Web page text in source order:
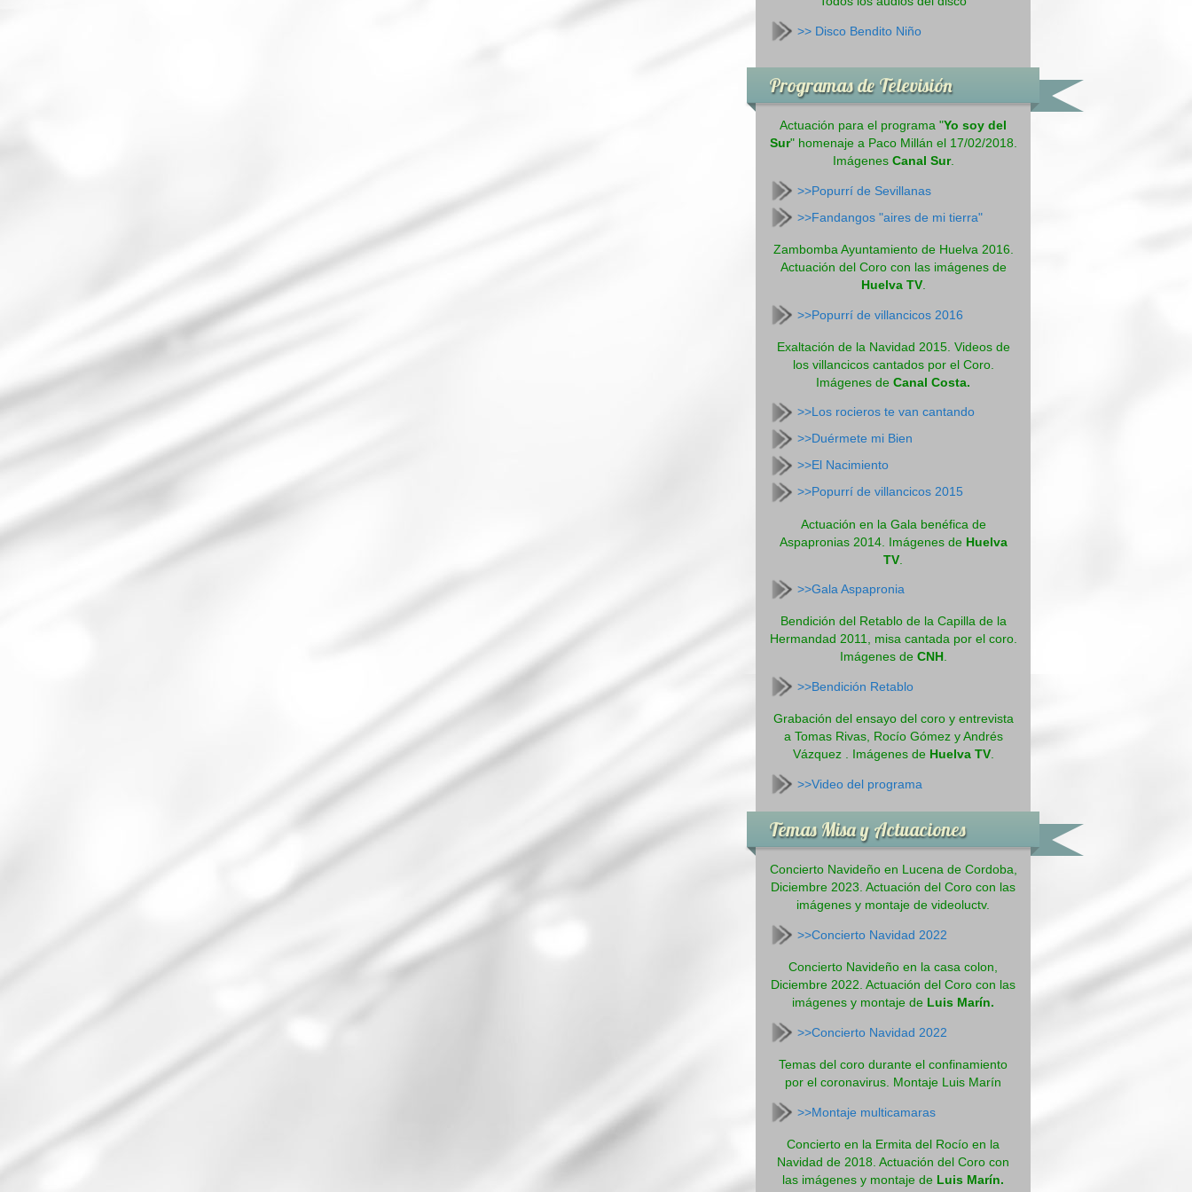
>> Disco Bendito Niño
Programas de Televisión
Actuación para el programa "Yo soy del
Sur" homenaje a Paco Millán el 17/02/2018.
Imágenes Canal Sur.
>>Popurrí de Sevillanas
>>Fandangos "aires de mi tierra"
Zambomba Ayuntamiento de Huelva 2016.
Actuación del Coro con las imágenes de
Huelva TV.
>>Popurrí de villancicos 2016
Exaltación de la Navidad 2015. Videos de
los villancicos cantados por el Coro.
Imágenes deCanal Costa.
>>Los rocieros te van cantando
>>Duérmete mi Bien
>>El Nacimiento
>>Popurrí de villancicos 2015
Actuación en la Gala benéfica de
Aspapronias 2014. Imágenes de Huelva
TV
>>Gala Aspapronia
Bendición del Retablo de la Capilla de la
Hermandad 2011, misa cantada por el coro.
Imágenes de CNH.
>>Bendición Retablo
Grabación del ensayo del coro y entrevista
a Tomas Rivas, Rocío Gómez y Andrés
Vázquez . Imágenes de Huelva TV.
>>Video del programa
Temas Misa y Actuaciones
Concierto Navideño en Lucena de Cordoba,
Diciembre 2023. Actuación del Coro con las
imágenes y montaje de videoluctv.
>>Concierto Navidad 2022
Concierto Navideño en la casa colon,
Diciembre 2022. Actuación del Coro con las
imágenes y montaje de Luis Marín.
>>Concierto Navidad 2022
Temas del coro durante el confinamiento
por el coronavirus. Montaje Luis Marín
>>Montaje multicamaras
Concierto en la Ermita del Rocío en la
Navidad de 2018. Actuación del Coro con
las imágenes y montaje de Luis Marín.